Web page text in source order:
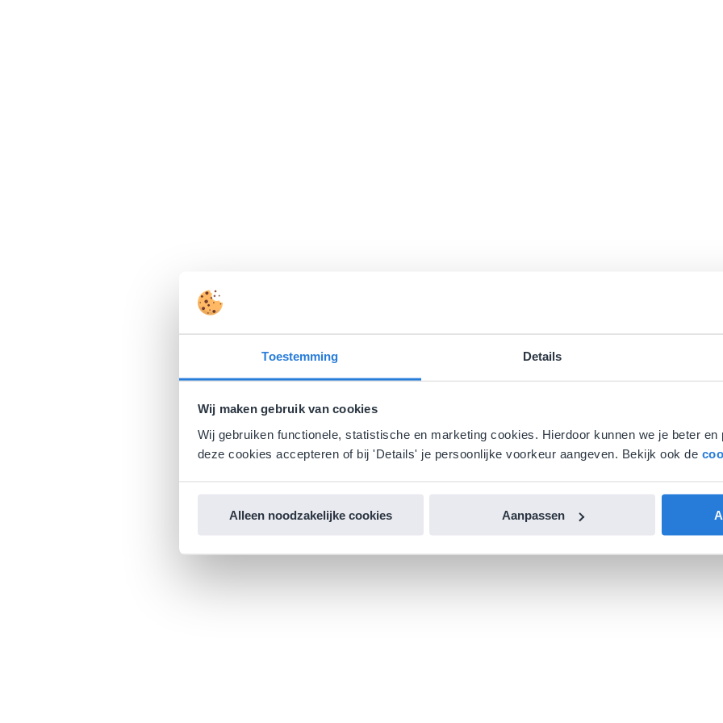
Toestemming Details
Wij maken gebruik van cookies
Wij gebruiken functionele, statistische en marketing cookies. Hierdoor kunnen we je beter
deze cookies accepteren of bij 'Details' je persoonlijke voorkeur aangeven. Bekijk ook de
Alleen noodzakelijke cookies Aanpassen